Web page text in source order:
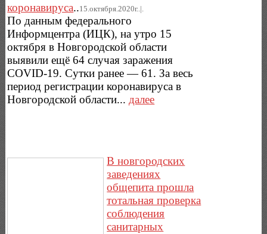
коронавируса..15.октября.2020г..|.
По данным федерального
Информцентра (ИЦК), на утро 15
октября в Новгородской области
выявили ещё 64 случая заражения
COVID-19. Сутки ранее — 61. За весь
период регистрации коронавируса в
Новгородской области... далее
В новгородских
заведениях
общепита прошла
тотальная проверка
соблюдения
санитарных